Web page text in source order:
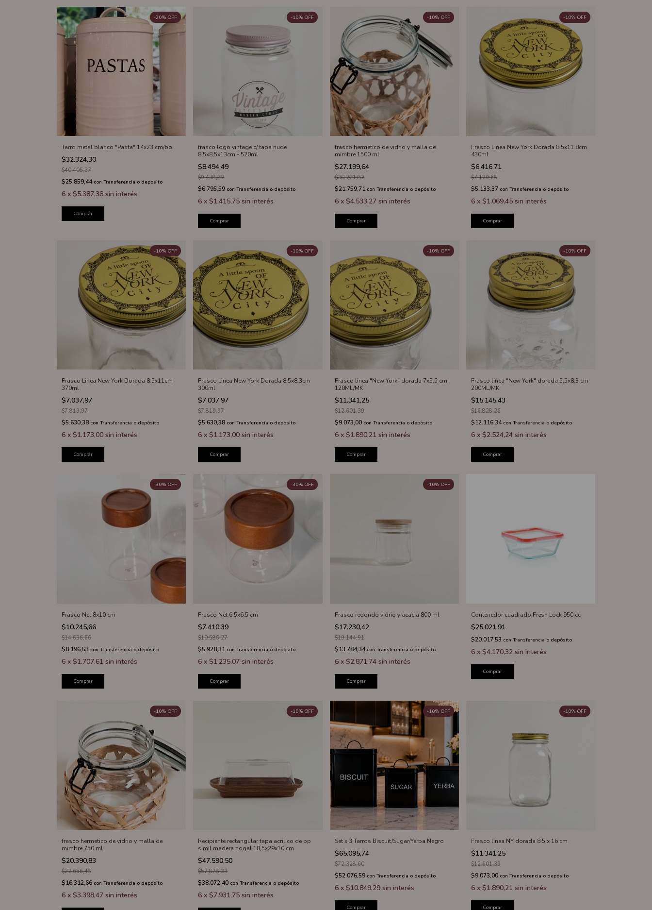
Tarro metal blanco "Pasta" 14x23 cm/bo
$32.324,30
-20% OFF
$40.405,37
$25.859,44 con Transferencia o depósito
6 x $5.387,38 sin interés
Comprar
frasco logo vintage c/ tapa nude
8,5x8,5x13cm - 520ml
$8.494,49
-10% OFF
$9.438,32
$6.795,59 con Transferencia o depósito
6 x$1.415,75 sin interés
Comprar
frasco hermetico de vidrio y malla de
mimbre 1500 ml
$27.199,64
-10% OFF
$30.221,82
$21.759,71 con Transferencia o depósito
6 x $4.533,27 sin interés
Comprar
Frasco Linea New York Dorada 8.5x11.8cm
430ml
$6.416,71
-10% OFF
$7.129,68
$5.133,37 con Transferencia o depósito
6 x $1.069,45 sin interés
Comprar
Frasco Linea New York Dorada 8.5x11cm
370ml
$7.037,97
-10% OFF
$7.819,97
$5.630,38 con Transferencia o depósito
6 x $1.173,00 sin interés
Comprar
Frasco Linea New York Dorada 8.5x8.3cm
300ml
$7.037,97
-10% OFF
$7.819,97
$5.630,38 con Transferencia o depósito
6 x$1.173,00 sin interés
Comprar
Frasco linea "New York" dorada 7x5,5 cm
120ML/MK
$11.341,25
-10% OFF
$12.601,39
$9.073,00 con Transferencia o depósito
6 x $1.890,21 sin interés
Comprar
Frasco linea "New York" dorada 5,5x8,3 cm
200ML/MK
$15.145,43
-10% OFF
$16.828,26
$12.116,34 con Transferencia o depósito
6 x $2.524,24 sin interés
Comprar
Frasco Net 8x10 cm
$10.245,66
-30% OFF
$14.636,66
$8.196,53 con Transferencia o depósito
6 x $1.707,61 sin interés
Comprar
Frasco Net 6,5x6,5 cm
$7.410,39
-30% OFF
$10.586,27
$5.928,31 con Transferencia o depósito
6 x$1.235,07 sin interés
Comprar
Frasco redondo vidrio y acacia 800 ml
$17.230,42
-10% OFF
$19.144,91
$13.784,34 con Transferencia o depósito
6 x $2.871,74 sin interés
Comprar
Contenedor cuadrado Fresh Lock 950 cc
$25.021,91
$20.017,53 con Transferencia o depósito
6 x $4.170,32 sin interés
Comprar
frasco hermetico de vidrio y malla de
mimbre 750 ml
$20.390,83
-10% OFF
$22.656,48
$16.312,66 con Transferencia o depósito
6 x $3.398,47 sin interés
Recipiente rectangular tapa acrilico de pp
simil madera nogal 18,5x29x10 cm
$47.590,50
-10% OFF
$52.878,33
$38.072,40 con Transferencia o depósito
6 x$7.931,75 sin interés
Set x 3 Tarros Biscuit/Sugar/Yerba Negro
$65.095,74
-10% OFF
$72.328,60
$52.076,59 con Transferencia o depósito
6 x $10.849,29 sin interés
Comprar
Frasco linea NY dorada 8.5 x 16 cm
$11.341,25
-10% OFF
$12.601,39
$9.073,00 con Transferencia o depósito
6 x $1.890,21 sin interés
Comprar